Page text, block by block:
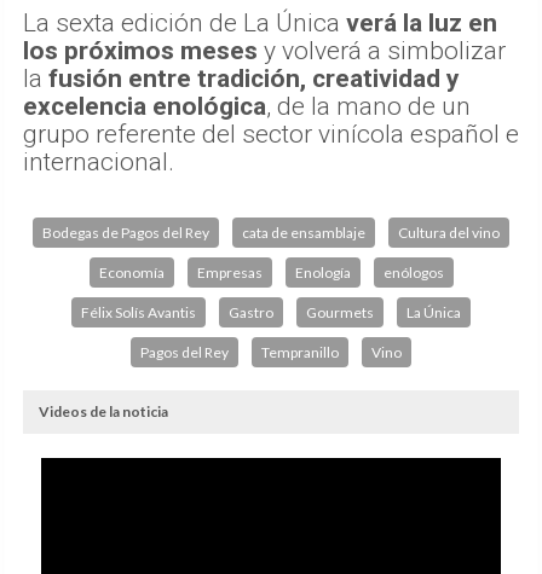
La sexta edición de La Única verá la luz en
los próximos meses y volverá a simbolizar
la fusión entre tradición, creatividad y
excelencia enológica, de la mano de un
grupo referente del sector vinícola español e
internacional.
Bodegas de Pagos del Rey cata de ensamblaje Cultura del vino
Economía Empresas Enología enólogos
Félix Solís Avantis Gastro Gourmets La Única
Pagos del Rey Tempranillo Vino
Videos de la noticia